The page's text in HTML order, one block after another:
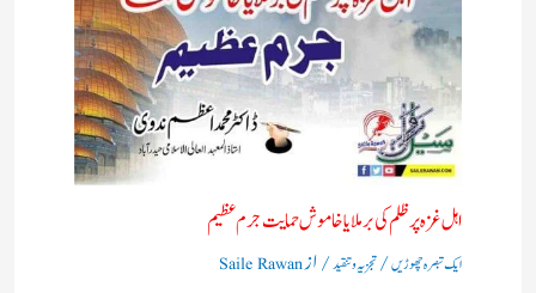
اہل غزہ پر ظلم کی برملا یا خاموش حمایت جرم عظیم
ایک تبصرہ چھوڑیں/تجزیہ و تنقید/ ازSaile Rawan